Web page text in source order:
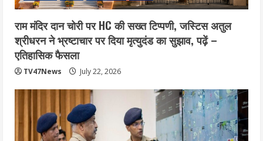
राम मंदिर दान चोरी पर HC की सख्त टिप्पणी, जस्टिस अतुल
श्रीधरन ने भ्रष्टाचार पर द‍िया मृत्युदंड का सुझाव, पढ़ें –
एत‍िहास‍िक फैसला
TV47News July 22, 2026